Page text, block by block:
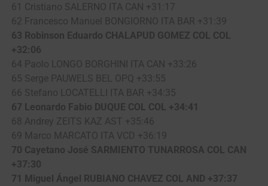
61 Cristiano SALERNO ITA CAN +31:17
62 Francesco Manuel BONGIORNO ITA BAR +31:39
63 Robinson Eduardo CHALAPUD GOMEZ COL COL
+32:06
64 Paolo LONGO BORGHINI ITA CAN +33:26
65 Serge PAUWELS BEL OPQ +33:55
66 Stefano LOCATELLI ITA BAR +34:35
67 Leonardo Fabio DUQUE COL COL +34:41
68 Andrey ZEITS KAZ AST +35:46
69 Marco MARCATO ITA VCD +36:19
70 Cayetano José SARMIENTO TUNARROSA COL CAN
+37:30
71 Miguel Ángel RUBIANO CHAVEZ COL AND +37:37